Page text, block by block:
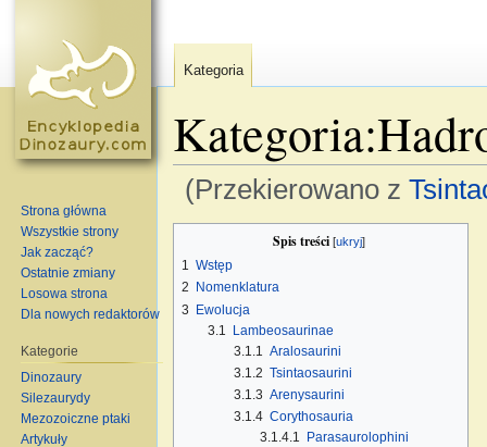
(Przekierowano z
Spis treści [ukryj]
1 Wstęp
2
Nomenklatura
3 Ewolucja
3.1
Lambeosaurinae
3.1.1
Aralosaurini
3.1.2 Tsintaosaurini
3.1.3 Arenysaurini
3.1.4 Corythosauria
3.1.4.1
Parasaurolophini
Kategoria
Strona główna
Wszystkie strony
Jak zacząć?
Ostatnie zmiany
Losowa strona
Dla nowych redaktorów
Kategorie
Dinozaury
Silezaurydy
Mezozoiczne ptaki
Artykuły